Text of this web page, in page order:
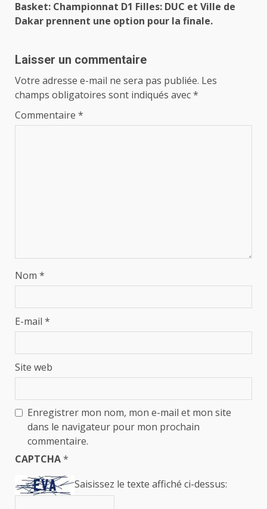
Basket: Championnat D1 Filles: DUC et Ville de
Dakar prennent une option pour la finale.
Laisser un commentaire
Votre adresse e-mail ne sera pas publiée. Les
champs obligatoires sont indiqués avec*
Commentaire *
Nom *
E-mail *
Site web
Enregistrer mon nom, mon e-mail et mon site
dans le navigateur pour mon prochain
commentaire.
CAPTCHA*
Saisissez le texte affiché ci-dessus: